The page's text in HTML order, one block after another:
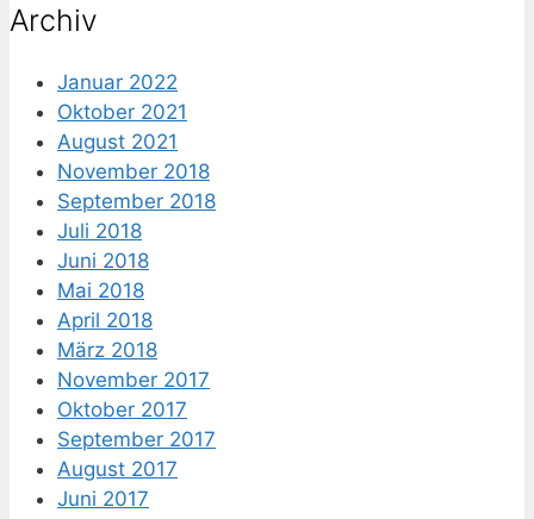
Archiv
Januar 2022
Oktober 2021
August 2021
November 2018
September 2018
Juli 2018
Juni 2018
Mai 2018
April 2018
März 2018
November 2017
Oktober 2017
September 2017
August 2017
Juni 2017